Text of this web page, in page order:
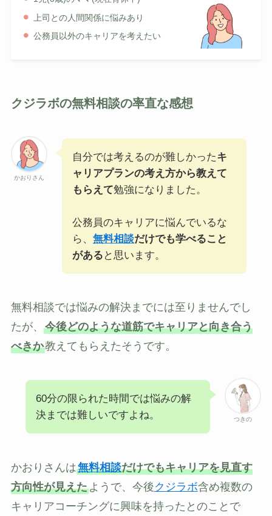
上司との人間関係に悩みあり
公務員以外のキャリアを考えたい
クジラボの無料相談の率直な感想
かおりさん
自分では考えるのが難しかったキ
ャリアプランの考え方から教えて
もらえて勉強になりました。
公務員のキャリアに悩んでいるな
ら、 無料相談だけでも学べること
がある と思います。
無料相談では悩みの解決までには至りませんでし
たが、 今後どのような道筋でキャリアと向き合う
べきか教えてもらえたそうです。
つきの
60分の限られた時間では悩みの解
決までは難しいですよね。
かおりさんは無料相談だけでもキャリアを見直す
方向性が見えたようで、今後クジラボ含め複数の
キャリアコーチングに興味を持ったとのことで